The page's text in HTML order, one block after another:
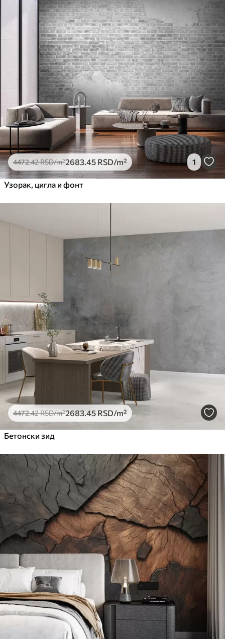
4472.42RSD/m²2683 .45 RSD/m² 1
Узорак, цигла и фонт
4472.42RSD/m²2683.45 RSD/m²
Бетонски зид